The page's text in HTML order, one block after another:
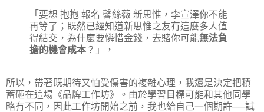
「要想 抱抱 報名 馨絲薇 新思惟，李宣澤你不能
再等了；既然已經知道新思惟之友有這麼多人值
得結交，為什麼要憐惜金錢，去賭你可能無法負
擔的機會成本 ？」，
所以，帶著既期待又怕受傷害的複雜心理，我還是決定把積
蓄砸在這場《品牌工作坊》。由於學習目標可能和其他同學
略有不同，因此工作坊開始之前，我也給自己一個期許──試